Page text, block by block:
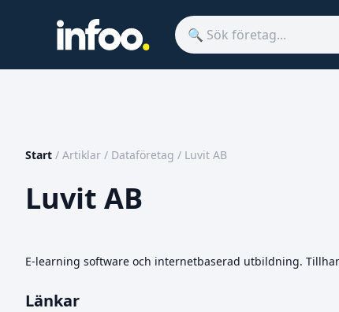
Start / Artiklar / Dataföretag / Luvit AB
Luvit AB
E-learning software och internetbaserad utbildning.
Länkar